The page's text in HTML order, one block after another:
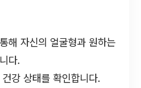
해 자신의 얼굴형과 원하는
다.
강 상태를 확인합니다.